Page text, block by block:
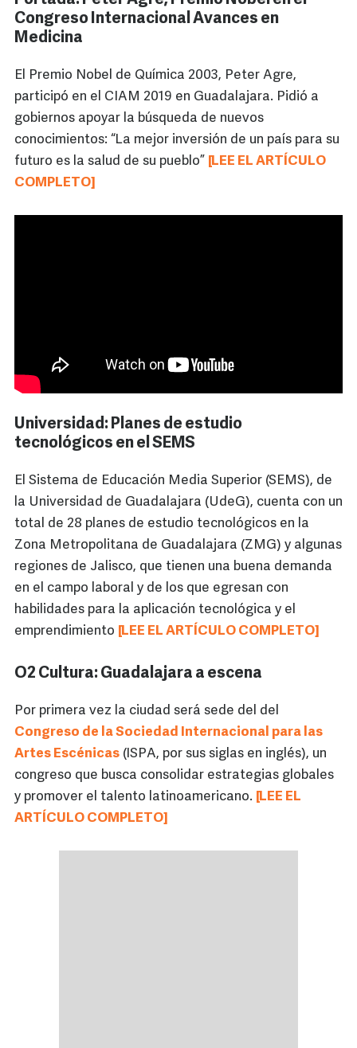
Congreso Internacional Avances en
Medicina
El Premio Nobel de Química 2003, Peter Agre,
participó en el CIAM 2019 en Guadalajara. Pidió a
gobiernos apoyar la búsqueda de nuevos
conocimientos: “La mejor inversión de un país para su
futuro es la salud de su pueblo” [LEE EL ARTÍCULO
COMPLETO]
Universidad: Planes de estudio
tecnológicos en el SEMS
El Sistema de Educación Media Superior (SEMS), de
la Universidad de Guadalajara (UdeG), cuenta con un
total de 28 planes de estudio tecnológicos en la
Zona Metropolitana de Guadalajara (ZMG) y algunas
regiones de Jalisco, que tienen una buena demanda
en el campo laboral y de los que egresan con
habilidades para la aplicación tecnológica y el
emprendimiento [LEE EL ARTÍCULO COMPLETO]
O2 Cultura: Guadalajara a escena
Por primera vez la ciudad será sede del del
Congreso de la Sociedad Internacional para las
Artes Escénicas (ISPA, por sus siglas en inglés), un
congreso que busca consolidar estrategias globales
y promover el talento latinoamericano. [LEE EL
ARTÍCULO COMPLETO]